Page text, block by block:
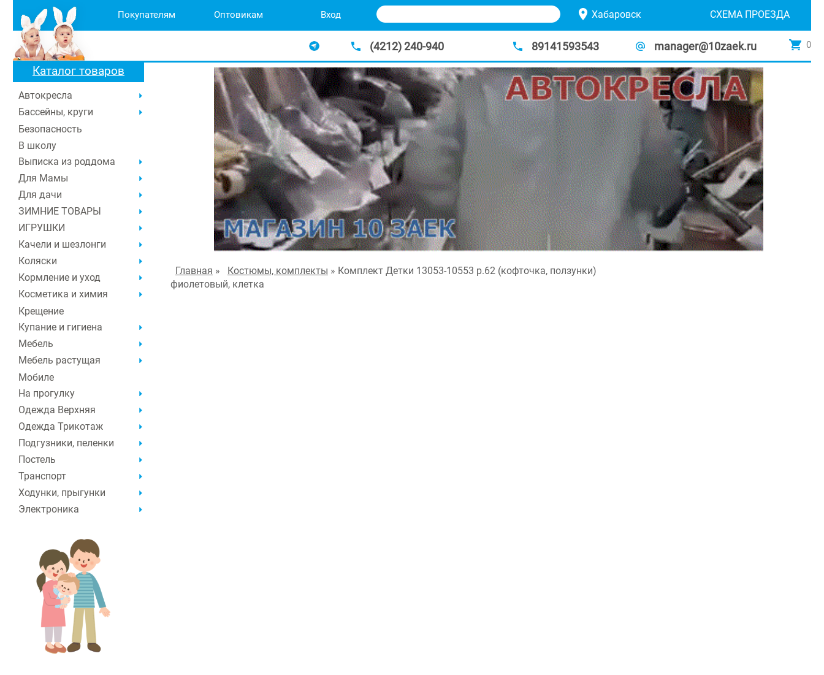
Покупателям Оптовикам Вход Хабаровск СХЕМА ПРОЕЗДА
(4212) 240-940 89141593543 manager@10zaek.ru 0
Главная » Костюмы, комплекты » Комплект Детки 13053-10553 р.62 (кофточка, ползунки)
фиолетовый, клетка
Каталог товаров
Автокресла
Бассейны, круги
Безопасность
В школу
Выписка из роддома
Для Мамы
Для дачи
ЗИМНИЕ ТОВАРЫ
ИГРУШКИ
Качели и шезлонги
Коляски
Кормление и уход
Косметика и химия
Крещение
Купание и гигиена
Мебель
Мебель растущая
Мобиле
На прогулку
Одежда Верхняя
Одежда Трикотаж
Подгузники, пеленки
Постель
Транспорт
Ходунки, прыгунки
Электроника